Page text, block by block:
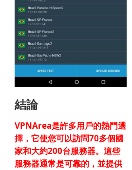
結論
VPNArea是許多用戶的熱門選
擇，它使您可以訪問70多個國
家和大約200台服務器。 這些
服務器通常是可靠的，並提供